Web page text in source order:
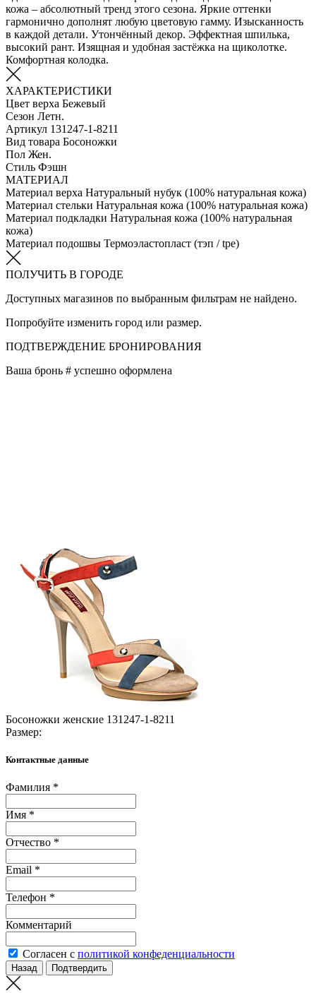
кожа – абсолютный тренд этого сезона. Яркие оттенки
гармонично дополнят любую цветовую гамму. Изысканность
в каждой детали. Утончённый декор. Эффектная шпилька,
высокий рант. Изящная и удобная застёжка на щиколотке.
Комфортная колодка.
ХАРАКТЕРИСТИКИ
Цвет верха Бежевый
Сезон Летн.
Артикул 131247-1-8211
Вид товара Босоножки
Пол Жен.
Стиль Фэшн
МАТЕРИАЛ
Материал верха Натуральный нубук (100% натуральная кожа)
Материал стельки Натуральная кожа (100% натуральная кожа)
Материал подкладки Натуральная кожа (100% натуральная
кожа)
Материал подошвы Термоэластопласт (тэп / tpe)
ПОЛУЧИТЬ В ГОРОДЕ
Доступных магазинов по выбранным фильтрам не найдено.
Попробуйте изменить город или размер.
ПОДТВЕРЖДЕНИЕ БРОНИРОВАНИЯ
Ваша бронь # успешно оформлена
Босоножки женские 131247-1-8211
Размер:
Контактные данные
Фамилия *
Имя *
Отчество *
Email *
Телефон *
Комментарий
Согласен с политикой конфеденциальности
Назад Подтвердить